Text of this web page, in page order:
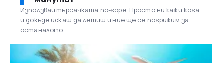
Използвай търсачката по-горе. Просто ни кажи кога
и докъде искаш да летиш и ние ще се погрижим за
останалото.